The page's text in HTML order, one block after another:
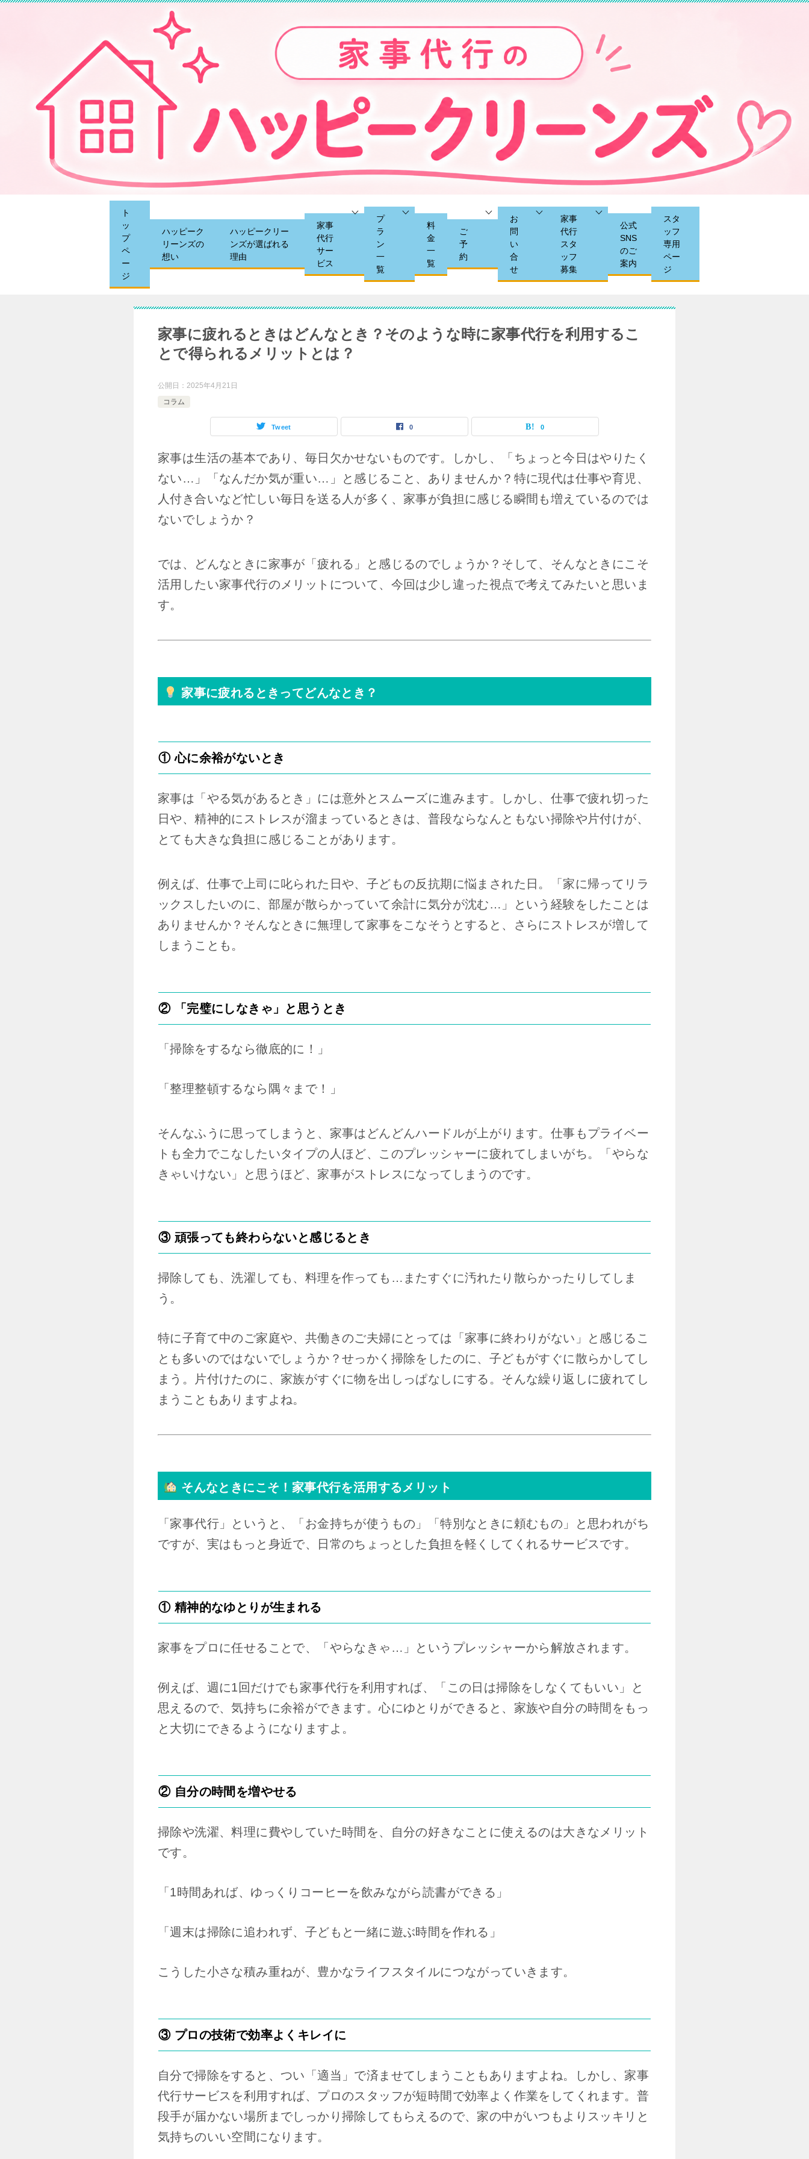
ト
ッ
プ
ペ
ー
ジ
ハッピーク
リーンズの
想い
ハッピークリー
ンズが選ばれる
理由
家事
代行
サー
ビス
プ
ラ
ン
一
覧
料
金
一
覧
ご
予
約
お
問
い
合
せ
家事
代行
スタ
ッフ
募集
公式
SNS
のご
案内
スタ
ッフ
専用
ペー
ジ
家事に疲れるときはどんなとき？そのような時に家事代行を利用するこ
とで得られるメリットとは？
公開日： 2025年4月21日
コラム
Tweet 0 0
家事は生活の基本であり、毎日欠かせないものです。しかし、「ちょっと今日はやりたく
ない…」「なんだか気が重い…」と感じること、ありませんか？特に現代は仕事や育児、
人付き合いなど忙しい毎日を送る人が多く、家事が負担に感じる瞬間も増えているのでは
ないでしょうか？
では、どんなときに家事が「疲れる」と感じるのでしょうか？そして、そんなときにこそ
活用したい家事代行のメリットについて、今回は少し違った視点で考えてみたいと思いま
す。
家事に疲れるときってどんなとき？
① 心に余裕がないとき
家事は「やる気があるとき」には意外とスムーズに進みます。しかし、仕事で疲れ切った
日や、精神的にストレスが溜まっているときは、普段ならなんともない掃除や片付けが、
とても大きな負担に感じることがあります。
例えば、仕事で上司に叱られた日や、子どもの反抗期に悩まされた日。「家に帰ってリラ
ックスしたいのに、部屋が散らかっていて余計に気分が沈む…」という経験をしたことは
ありませんか？そんなときに無理して家事をこなそうとすると、さらにストレスが増して
しまうことも。
② 「完璧にしなきゃ」と思うとき
「掃除をするなら徹底的に！」
「整理整頓するなら隅々まで！」
そんなふうに思ってしまうと、家事はどんどんハードルが上がります。仕事もプライベー
トも全力でこなしたいタイプの人ほど、このプレッシャーに疲れてしまいがち。「やらな
きゃいけない」と思うほど、家事がストレスになってしまうのです。
③ 頑張っても終わらないと感じるとき
掃除しても、洗濯しても、料理を作っても…またすぐに汚れたり散らかったりしてしま
う。
特に子育て中のご家庭や、共働きのご夫婦にとっては「家事に終わりがない」と感じるこ
とも多いのではないでしょうか？せっかく掃除をしたのに、子どもがすぐに散らかしてし
まう。片付けたのに、家族がすぐに物を出しっぱなしにする。そんな繰り返しに疲れてし
まうこともありますよね。
そんなときにこそ！家事代行を活用するメリット
「家事代行」というと、「お金持ちが使うもの」「特別なときに頼むもの」と思われがち
ですが、実はもっと身近で、日常のちょっとした負担を軽くしてくれるサービスです。
① 精神的なゆとりが生まれる
家事をプロに任せることで、「やらなきゃ…」というプレッシャーから解放されます。
例えば、週に1回だけでも家事代行を利用すれば、「この日は掃除をしなくてもいい」と
思えるので、気持ちに余裕ができます。心にゆとりができると、家族や自分の時間をもっ
と大切にできるようになりますよ。
② 自分の時間を増やせる
掃除や洗濯、料理に費やしていた時間を、自分の好きなことに使えるのは大きなメリット
です。
「1時間あれば、ゆっくりコーヒーを飲みながら読書ができる」
「週末は掃除に追われず、子どもと一緒に遊ぶ時間を作れる」
こうした小さな積み重ねが、豊かなライフスタイルにつながっていきます。
③ プロの技術で効率よくキレイに
自分で掃除をすると、つい「適当」で済ませてしまうこともありますよね。しかし、家事
代行サービスを利用すれば、プロのスタッフが短時間で効率よく作業をしてくれます。普
段手が届かない場所までしっかり掃除してもらえるので、家の中がいつもよりスッキリと
気持ちのいい空間になります。